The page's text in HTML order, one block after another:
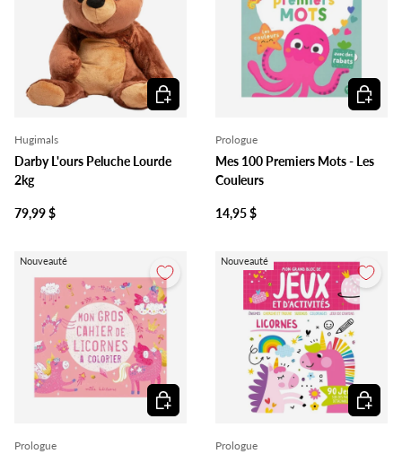
Hugimals
Darby L'ours Peluche Lourde
2kg
79,99 $
Ajouter au panier
Prologue
Mes 100 Premiers Mots - Les
Couleurs
14,95 $
Ajouter
Nouveauté
Prologue
Ajouter au panier
Nouveauté
Prologue
Ajouter